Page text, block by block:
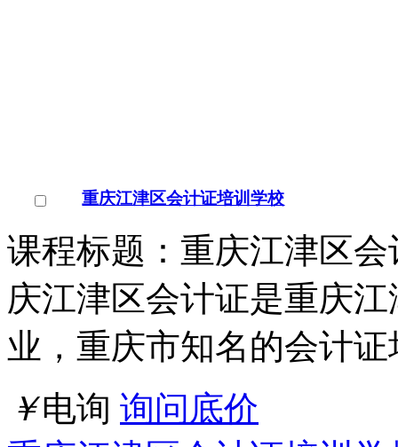
业，重庆市知名的会计证
￥电询 询问底价
重庆江津区会计证培训学
重庆